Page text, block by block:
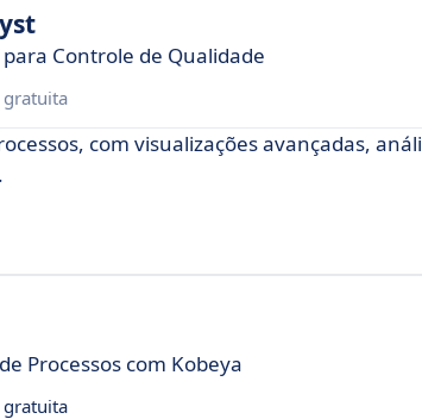
Controle de Qualidade
gratuita
com visualizações avançadas,
Processos com Kobeya
gratuita